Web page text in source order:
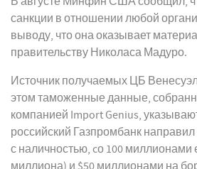
санкции в отношении любой
выводу, что она оказывает
правительству Николаса Мадуро.
Источник получаемых ЦБ
этом таможенные данные,
компанией Import Genius,
российский Газпромбанк
с наличностью, cо 100 миллионами
миллиона) и $50 миллионами на